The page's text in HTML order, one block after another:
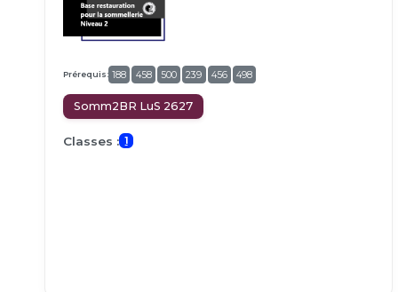
Prérequis: 188 458 500 239 456 498
Somm2BR LuS 2627
Classes : 1